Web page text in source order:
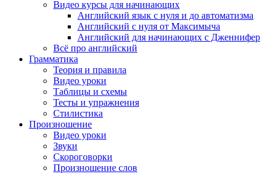
Видео курсы для начинающих
Английский язык с нуля и до автоматизма
Английский с нуля от Максимыча
Английский для начинающих с Дженнифер
Всё про английский
Грамматика
Теория и правила
Видео уроки
Таблицы и схемы
Тесты и упражнения
Стилистика
Произношение
Видео уроки
Звуки
Скороговорки
Произношение слов